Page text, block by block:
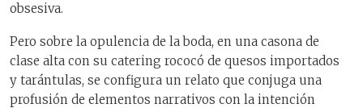
obsesiva.
Pero sobre la opulencia de la boda, en una casona de
clase alta con su catering rococó de quesos importados
y tarántulas, se configura un relato que conjuga una
profusión de elementos narrativos con la intención